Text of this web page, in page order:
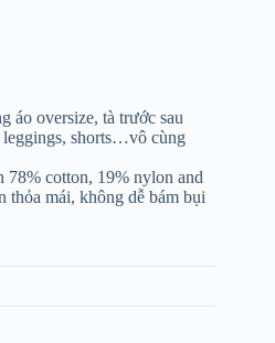
áo oversize, tà trước sau
leggings, shorts…vô cùng
78% cotton, 19% nylon and
thỏa mái, không dễ bám bụi